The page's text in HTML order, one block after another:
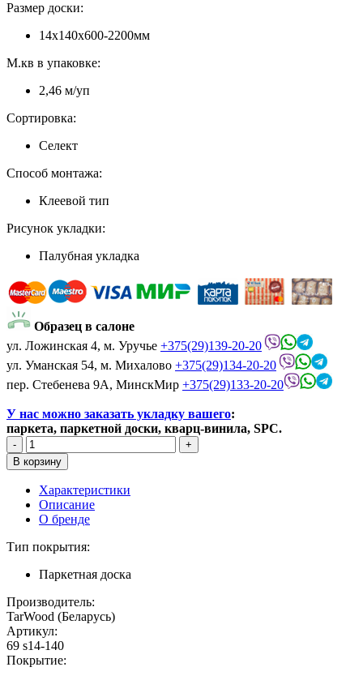
Размер доски:
14х140х600-2200мм
М.кв в упаковке:
2,46 м/уп
Сортировка:
Селект
Способ монтажа:
Клеевой тип
Рисунок укладки:
Палубная укладка
Образец в салоне
ул. Ложинская 4, м. Уручье +375(29)139-20-20
ул. Уманская 54, м. Михалово +375(29)134-20-20
пер. Стебенева 9А, МинскМир +375(29)133-20-20
У нас можно заказать укладку вашего:
паркета, паркетной доски, кварц-винила, SPC.
Характеристики
Описание
О бренде
Тип покрытия:
Паркетная доска
Производитель:
TarWood (Беларусь)
Артикул:
69 s14-140
Покрытие: